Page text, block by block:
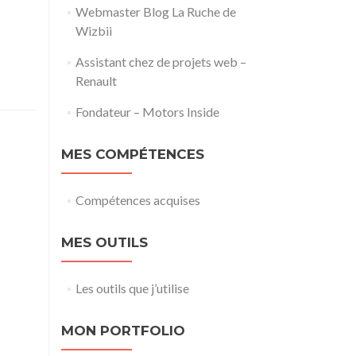
Webmaster Blog La Ruche de
Wizbii
Assistant chez de projets web –
Renault
Fondateur – Motors Inside
MES COMPÉTENCES
Compétences acquises
MES OUTILS
Les outils que j’utilise
MON PORTFOLIO